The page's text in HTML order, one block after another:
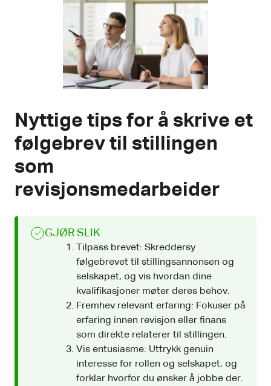
Nyttige tips for å skrive et
følgebrev til stillingen
som
revisjonsmedarbeider
GJØR SLIK
Tilpass brevet: Skreddersy
følgebrevet til stillingsannonsen og
selskapet, og vis hvordan dine
kvalifikasjoner møter deres behov.
Fremhev relevant erfaring: Fokuser på
erfaring innen revisjon eller finans
som direkte relaterer til stillingen.
Vis entusiasme: Uttrykk genuin
interesse for rollen og selskapet, og
forklar hvorfor du ønsker å jobbe der.